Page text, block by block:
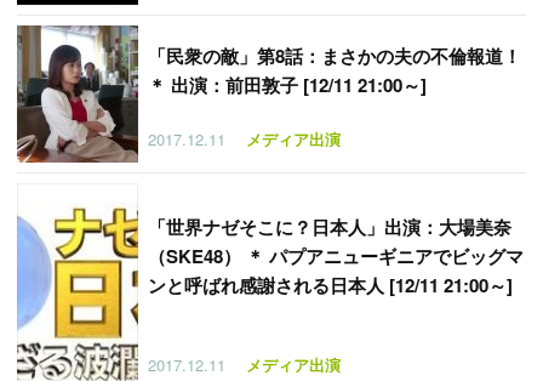
「民衆の敵」第8話：まさかの夫の不倫報道！
＊ 出演：前田敦子 [12/11 21:00～]
2017.12.11 メディア出演
「世界ナゼそこに？日本人」出演：大場美奈
（SKE48） ＊ パプアニューギニアでビッグマ
ンと呼ばれ感謝される日本人 [12/11 21:00～]
2017.12.11 メディア出演